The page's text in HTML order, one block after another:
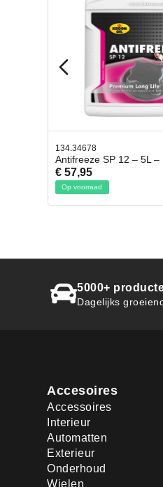
40.500
Krokodillen bek 2
€ 4,95
Op voorraad
5000+
Dagelijks
Accesoires
Accessoires
Interieur
Automatten
Exterieur
Onderhoud
Wielen